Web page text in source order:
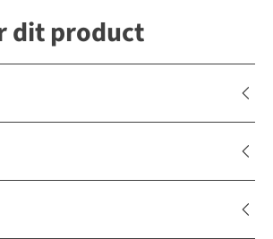
dit product